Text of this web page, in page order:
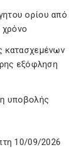
ορίου από
κατασχεμένων
εξόφληση
υποβολής
10/09/2026